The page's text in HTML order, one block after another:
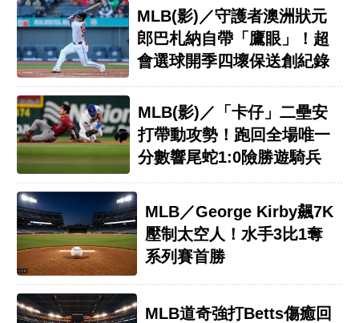
MLB(影)／守護者澳洲狀元
郎巴札納自帶「鷹眼」！超
會選球開季四壞保送創紀錄
MLB(影)／「卡仔」二壘安
打帶動攻勢！跑回全場唯一
分數響尾蛇1:0險勝遊騎兵
MLB／George Kirby飆7K
壓制太空人！水手3比1奪
系列賽首勝
MLB道奇強打Betts傷癒回